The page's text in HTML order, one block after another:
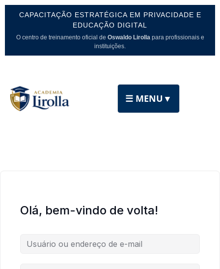
CAPACITAÇÃO ESTRATÉGICA EM PRIVACIDADE E
EDUCAÇÃO DIGITAL
O centro de treinamento oficial de Oswaldo Lirollapara profissionais e
instituições.
☰ MENU ▼
Olá, bem-vindo de volta!